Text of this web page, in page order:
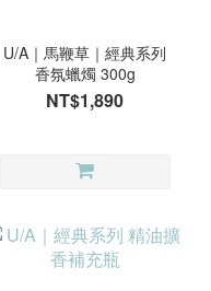
U/A｜馬鞭草｜經典系列
香氛蠟燭 300g
NT$1,890